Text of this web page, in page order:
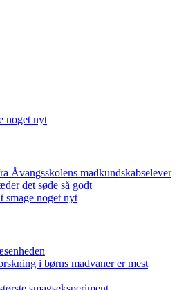
noget nyt
Åvangsskolens madkundskabselever
det søde så godt
smage noget nyt
i børns madvaner er mest